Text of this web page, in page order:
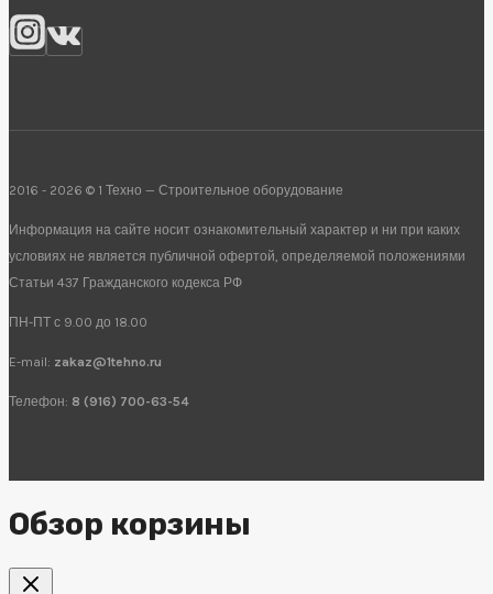
2016 - 2026 © 1 Техно — Строительное оборудование
Информация на сайте носит ознакомительный характер и ни при каких
условиях не является публичной офертой, определяемой положениями
Статьи 437 Гражданского кодекса РФ
ПН-ПТ с 9.00 до 18.00
E-mail: zakaz@1tehno.ru
Телефон: 8 (916) 700-63-54
Обзор корзины